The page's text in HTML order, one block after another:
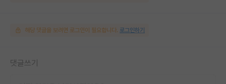
해당 댓글을 보려면 로그인이 필요합니다. 로그인하기
댓글쓰기